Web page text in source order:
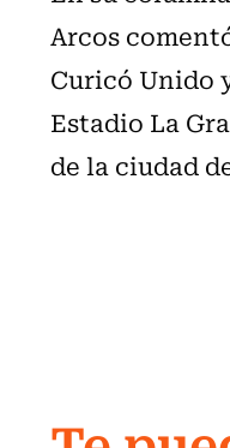
Arcos
Curicó Unido
Estadio La
de la ciudad